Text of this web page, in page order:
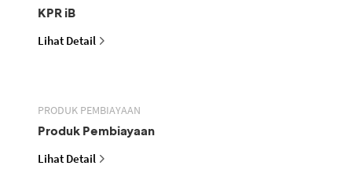
KPR iB
Lihat Detail
PRODUK PEMBIAYAAN
Produk Pembiayaan
Lihat Detail